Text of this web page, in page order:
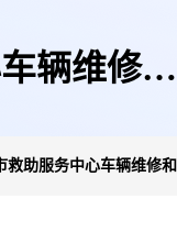
辆维修和
救助服务中心车辆维修